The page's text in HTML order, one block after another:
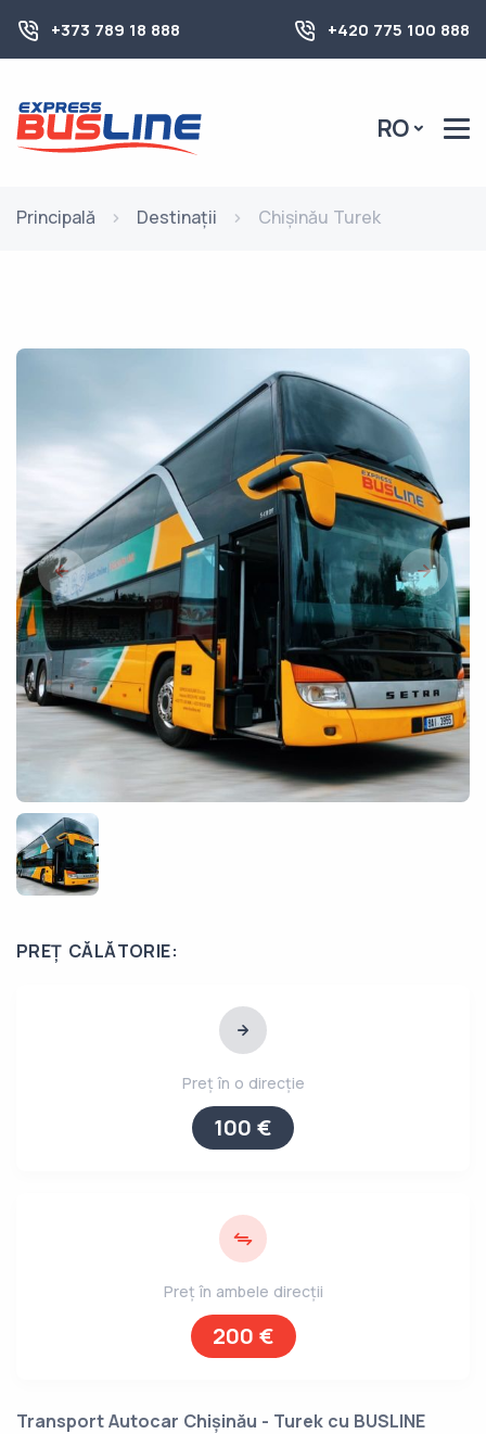
+373 789 18 888 +420 775 100 888
RO
Principală Destinații Chișinău Turek
PREȚ CĂLĂTORIE:
Preț în o direcție
100 €
Preț în ambele direcții
200 €
Transport Autocar Chișinău - Turek cu BUSLINE